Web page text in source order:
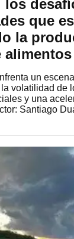
los
que
la
alimentos
un
volatilidad de
y una
Santiago